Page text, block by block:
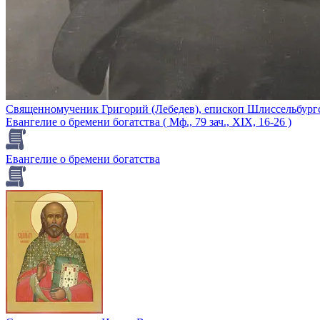
Священномученик Григорий (Лебедев), епископ
Евангелие о бремени богатства ( Мф., 79 зач., XIX, 16-26 )
Евангелие о бремени богатства